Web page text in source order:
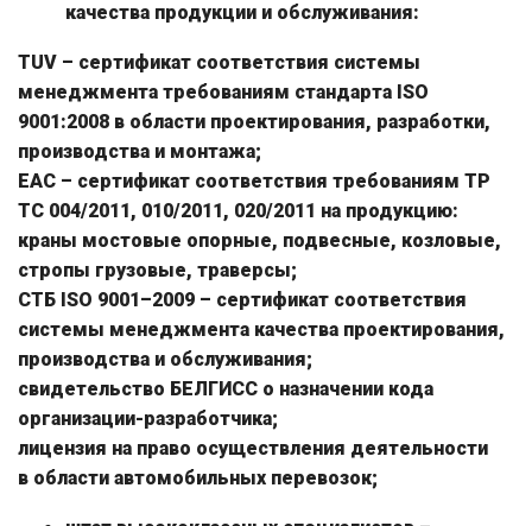
качества продукции и обслуживания:
TUV – сертификат соответствия системы
менеджмента требованиям стандарта ISO
9001:2008 в области проектирования, разработки,
производства и монтажа;
EAC – сертификат соответствия требованиям ТР
ТС 004/2011, 010/2011, 020/2011 на продукцию:
краны мостовые опорные, подвесные, козловые,
стропы грузовые, траверсы;
СТБ ISO 9001–2009 – сертификат соответствия
системы менеджмента качества проектирования,
производства и обслуживания;
свидетельство БЕЛГИСС о назначении кода
организации-разработчика;
лицензия на право осуществления деятельности
в области автомобильных перевозок;